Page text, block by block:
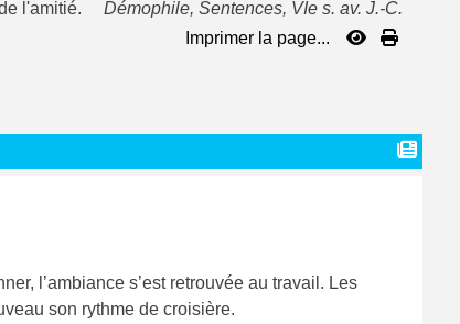
l'amitié.
Démophile, Sentences, VIe s. av. J.-C.
Imprimer la page...
l’ambiance s’est retrouvée au travail. Les
son rythme de croisière.